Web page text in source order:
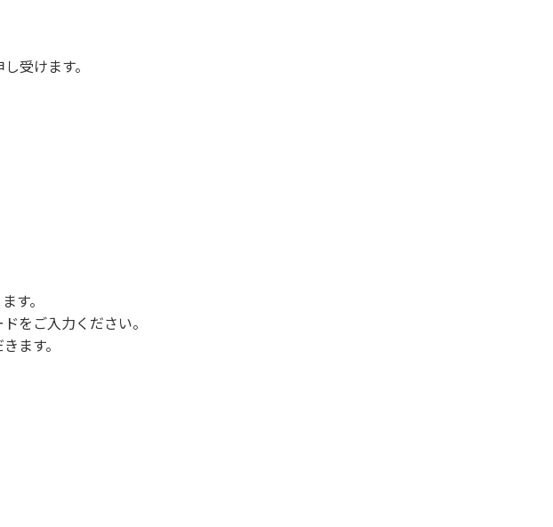
さい）
は冷えます。服装は１枚多めにご用意ください。
受けます。
す。
をご入力ください。
ます。